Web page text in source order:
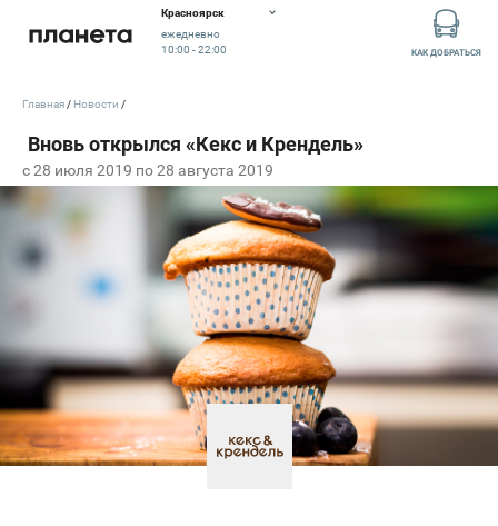
Красноярск
ежедневно
10:00 - 22:00
КАК ДОБРАТЬСЯ
c 28 июля 2019 по 28 августа 2019
Главная Новости